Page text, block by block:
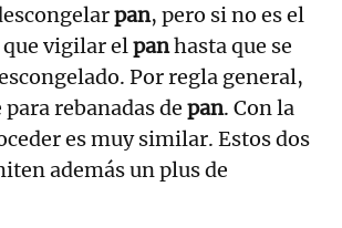
pan, pero si no es el
que vigilar elpanhasta que se
Por regla general,
rebanadas de pan. Con la
es muy similar. Estos dos
además un plus de